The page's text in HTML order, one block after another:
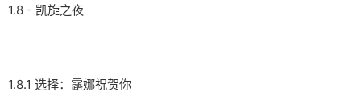
1.8 - 凯旋之夜
1.8.1 选择：露娜祝贺你